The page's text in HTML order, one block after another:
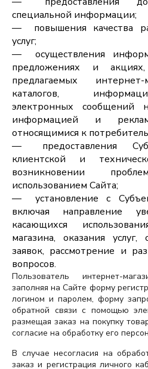
специальной информации;
повышения качества
услуг;
осуществления
предложениях и
предлагаемых интернет-
каталогов,
электронных сообщений
информацией и
относящимися к
предоставления
клиентской и
возникновении
использованием Сайта;
установление с
включая направление
касающихся
магазина, оказания
заявок, рассмотрение и
вопросов.
Пользователь интернет-
заполняя на Сайте форму
логином и паролем, форму
обратной связи с помощью
размещая заказ на покупку
согласие на обработку его
В случае несогласия на
заказ и регистрация личного